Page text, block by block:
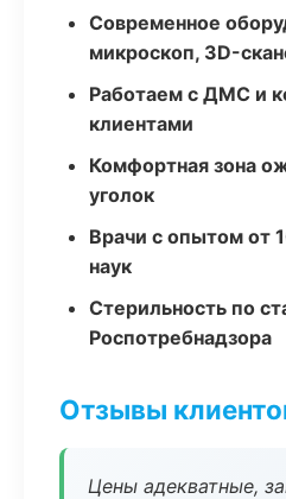
Современное
микроскоп, 3D-
Работаем с ДМС и
клиентами
Комфортная зона
уголок
Врачи с опытом от
наук
Стерильность по
Роспотребнадзора
Отзывы
Цены адекватные,